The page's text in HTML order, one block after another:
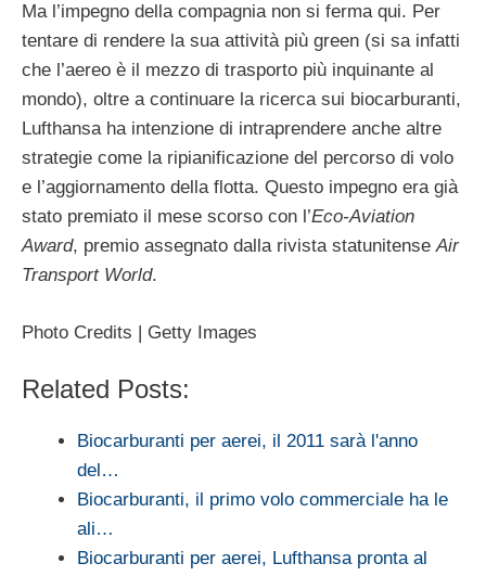
Ma l’impegno della compagnia non si ferma qui. Per
tentare di rendere la sua attività più green (si sa infatti
che l’aereo è il mezzo di trasporto più inquinante al
mondo), oltre a continuare la ricerca sui biocarburanti,
Lufthansa ha intenzione di intraprendere anche altre
strategie come la ripianificazione del percorso di volo
e l’aggiornamento della flotta. Questo impegno era già
stato premiato il mese scorso con l’Eco-Aviation
Award, premio assegnato dalla rivista statunitenseAir
Transport World.
Photo Credits | Getty Images
Related Posts:
Biocarburanti per aerei, il 2011 sarà l'anno
del…
Biocarburanti, il primo volo commerciale ha le
ali…
Biocarburanti per aerei, Lufthansa pronta al